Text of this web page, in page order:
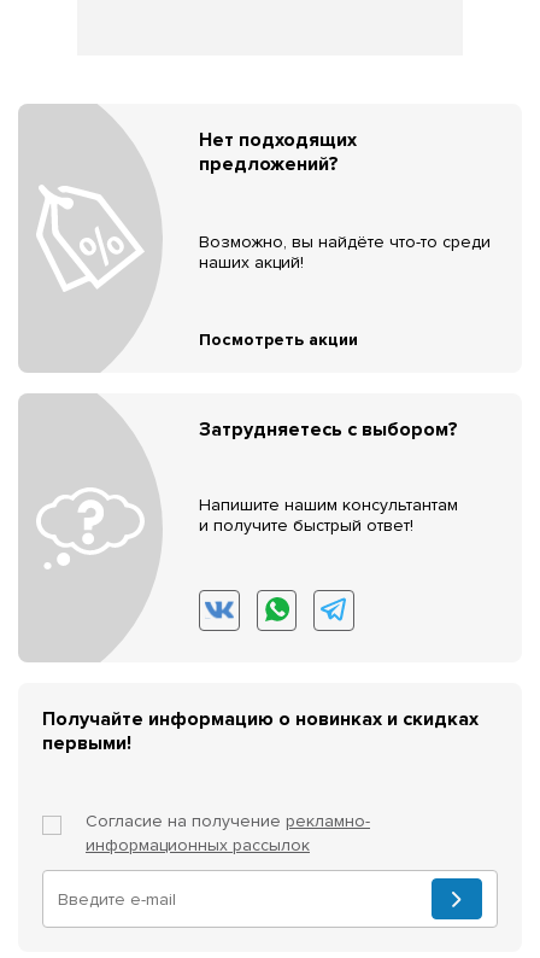
Нет подходящих
предложений?
Возможно, вы найдёте что-то среди
наших акций!
Посмотреть акции
Затрудняетесь с выбором?
Напишите нашим консультантам
и получите быстрый ответ!
Получайте информацию о новинках и скидках
первыми!
Согласие на получение рекламно-
информационных рассылок